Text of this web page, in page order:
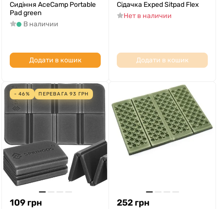
Сидіння AceCamp Portable
Pad green
В наличии
Додати в кошик
Сідачка Exped Sitpad Flex
Нет в наличии
Додати в кошик
- 46% ПЕРЕВАГА93 ГРН
109 грн 252 грн